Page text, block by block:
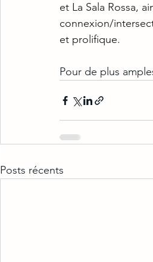
et La Sala Rossa,
connexion/
et prolifique.
Pour de plus
Posts récents